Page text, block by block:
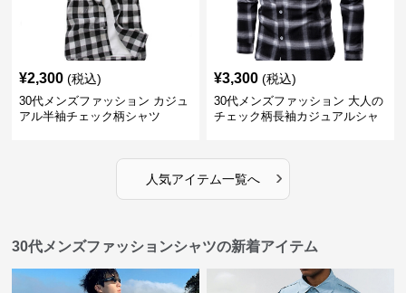
¥2,300 (税込)
30代メンズファッション カジュ
アル半袖チェック柄シャツ
¥3,300 (税込)
30代メンズファッション 大人の
チェック柄長袖カジュアルシャ
人気アイテム一覧へ ›
30代メンズファッションシャツの新着アイテム